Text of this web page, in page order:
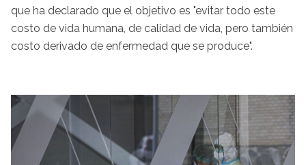
que ha declarado que el objetivo es "evitar todo este
costo de vida humana, de calidad de vida, pero también
costo derivado de enfermedad que se produce".